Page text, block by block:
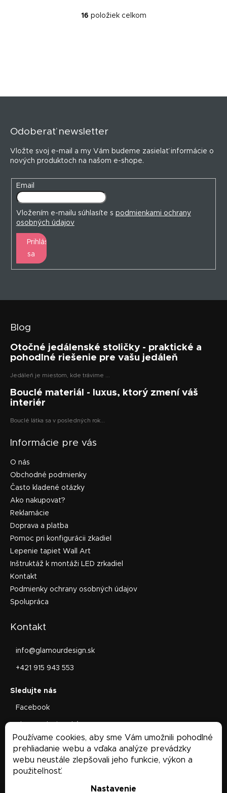
Používame cookies, aby sme Vám umožnili pohodlné
prehliadanie webu a vďaka analýze prevádzky
webu neustále zlepšovali jeho funkcie, výkon a
použiteľnosť.
Nastavenie
O
e
v
ý
16 položiek celkom
Odoberať newsletter
Vložte svoj e-mail a my Vám budeme zasielať informácie o
nových produktoch na našom e-shope.
Email
Vložením e-mailu súhlasíte s podmienkami ochrany
osobných údajov
Prihlásiť
sa
Blog
Otočné jedálenské stoličky - praktické a
pohodlné riešenie pre vašu jedáleň
Jedáleň je miestom, kde trávime ...
Bouclé materiál - luxus, ktorý zmení váš
interiér
Bouclé látka sa v posledných rok...
Informácie pre vás
O nás
Obchodné podmienky
Často kladené otázky
Ako nakupovať?
Reklamácie
Doprava a platba
Pomoc pri konfigurácii zkadiel
Lepenie tapiet Wall Art
Inštruktáž k montáži LED zrkadiel
Kontakt
Podmienky ochrany osobných údajov
Spolupráca
Kontakt
info@glamourdesign.sk
+421 915 943 553
Facebook
Facebook